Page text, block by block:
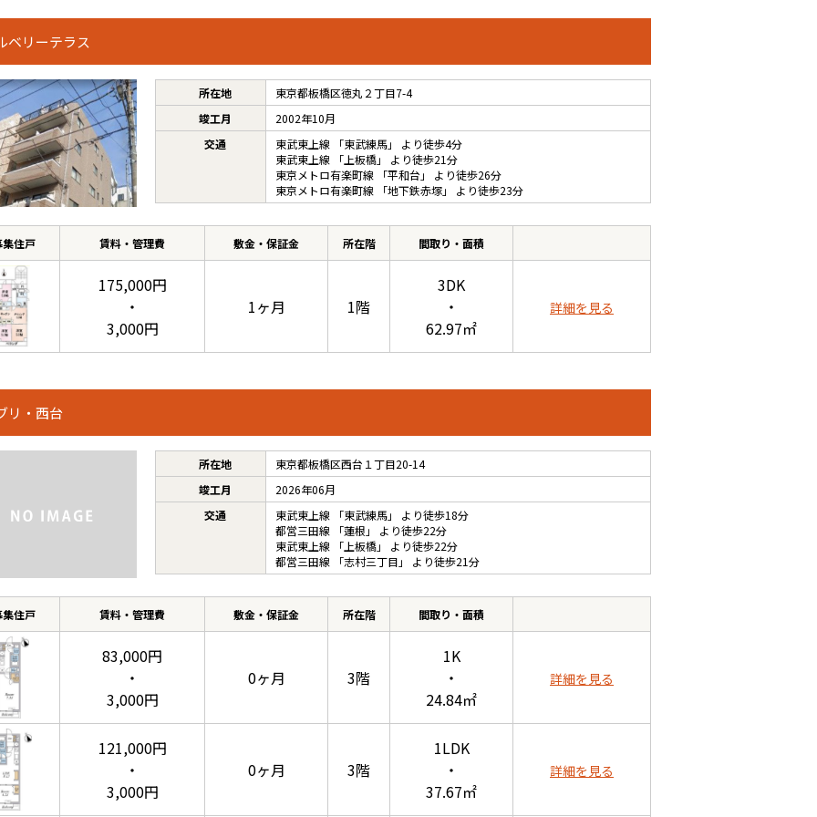
ベリーテラス
所在地
東京都板橋区徳丸２丁目7-4
竣工月
2002年10月
交通
東武東上線 「東武練馬」 より徒歩4分
東武東上線 「 上板橋」 より徒歩21分
東京メトロ有楽町線 「平和台 」 より徒歩26分
東京メトロ有楽町線 「地下鉄赤塚」 より徒歩23分
集住戸 賃料・管理費 敷金・保証金 所在階 間取り・面積
175,000円
・
3,000円
1ヶ月 1階
3DK
・
62.97㎡
詳細を見る
リ・西台
所在地
東京都板橋区西台１丁目20-14
竣工月
2026年06月
交通
東武東上線 「東武練馬」 より徒歩18分
都営三田線 「蓮根 」 より徒歩22分
東武東上線 「 上板橋」 より徒歩22分
都営三田線 「志村三丁目 」 より徒歩21分
集住戸 賃料・管理費 敷金・保証金 所在階 間取り・面積
83,000円
・
3,000円
0ヶ月 3階
1K
・
24.84㎡
詳細を見る
121,000円
・
3,000円
0ヶ月 3階
1LDK
・
37.67㎡
詳細を見る